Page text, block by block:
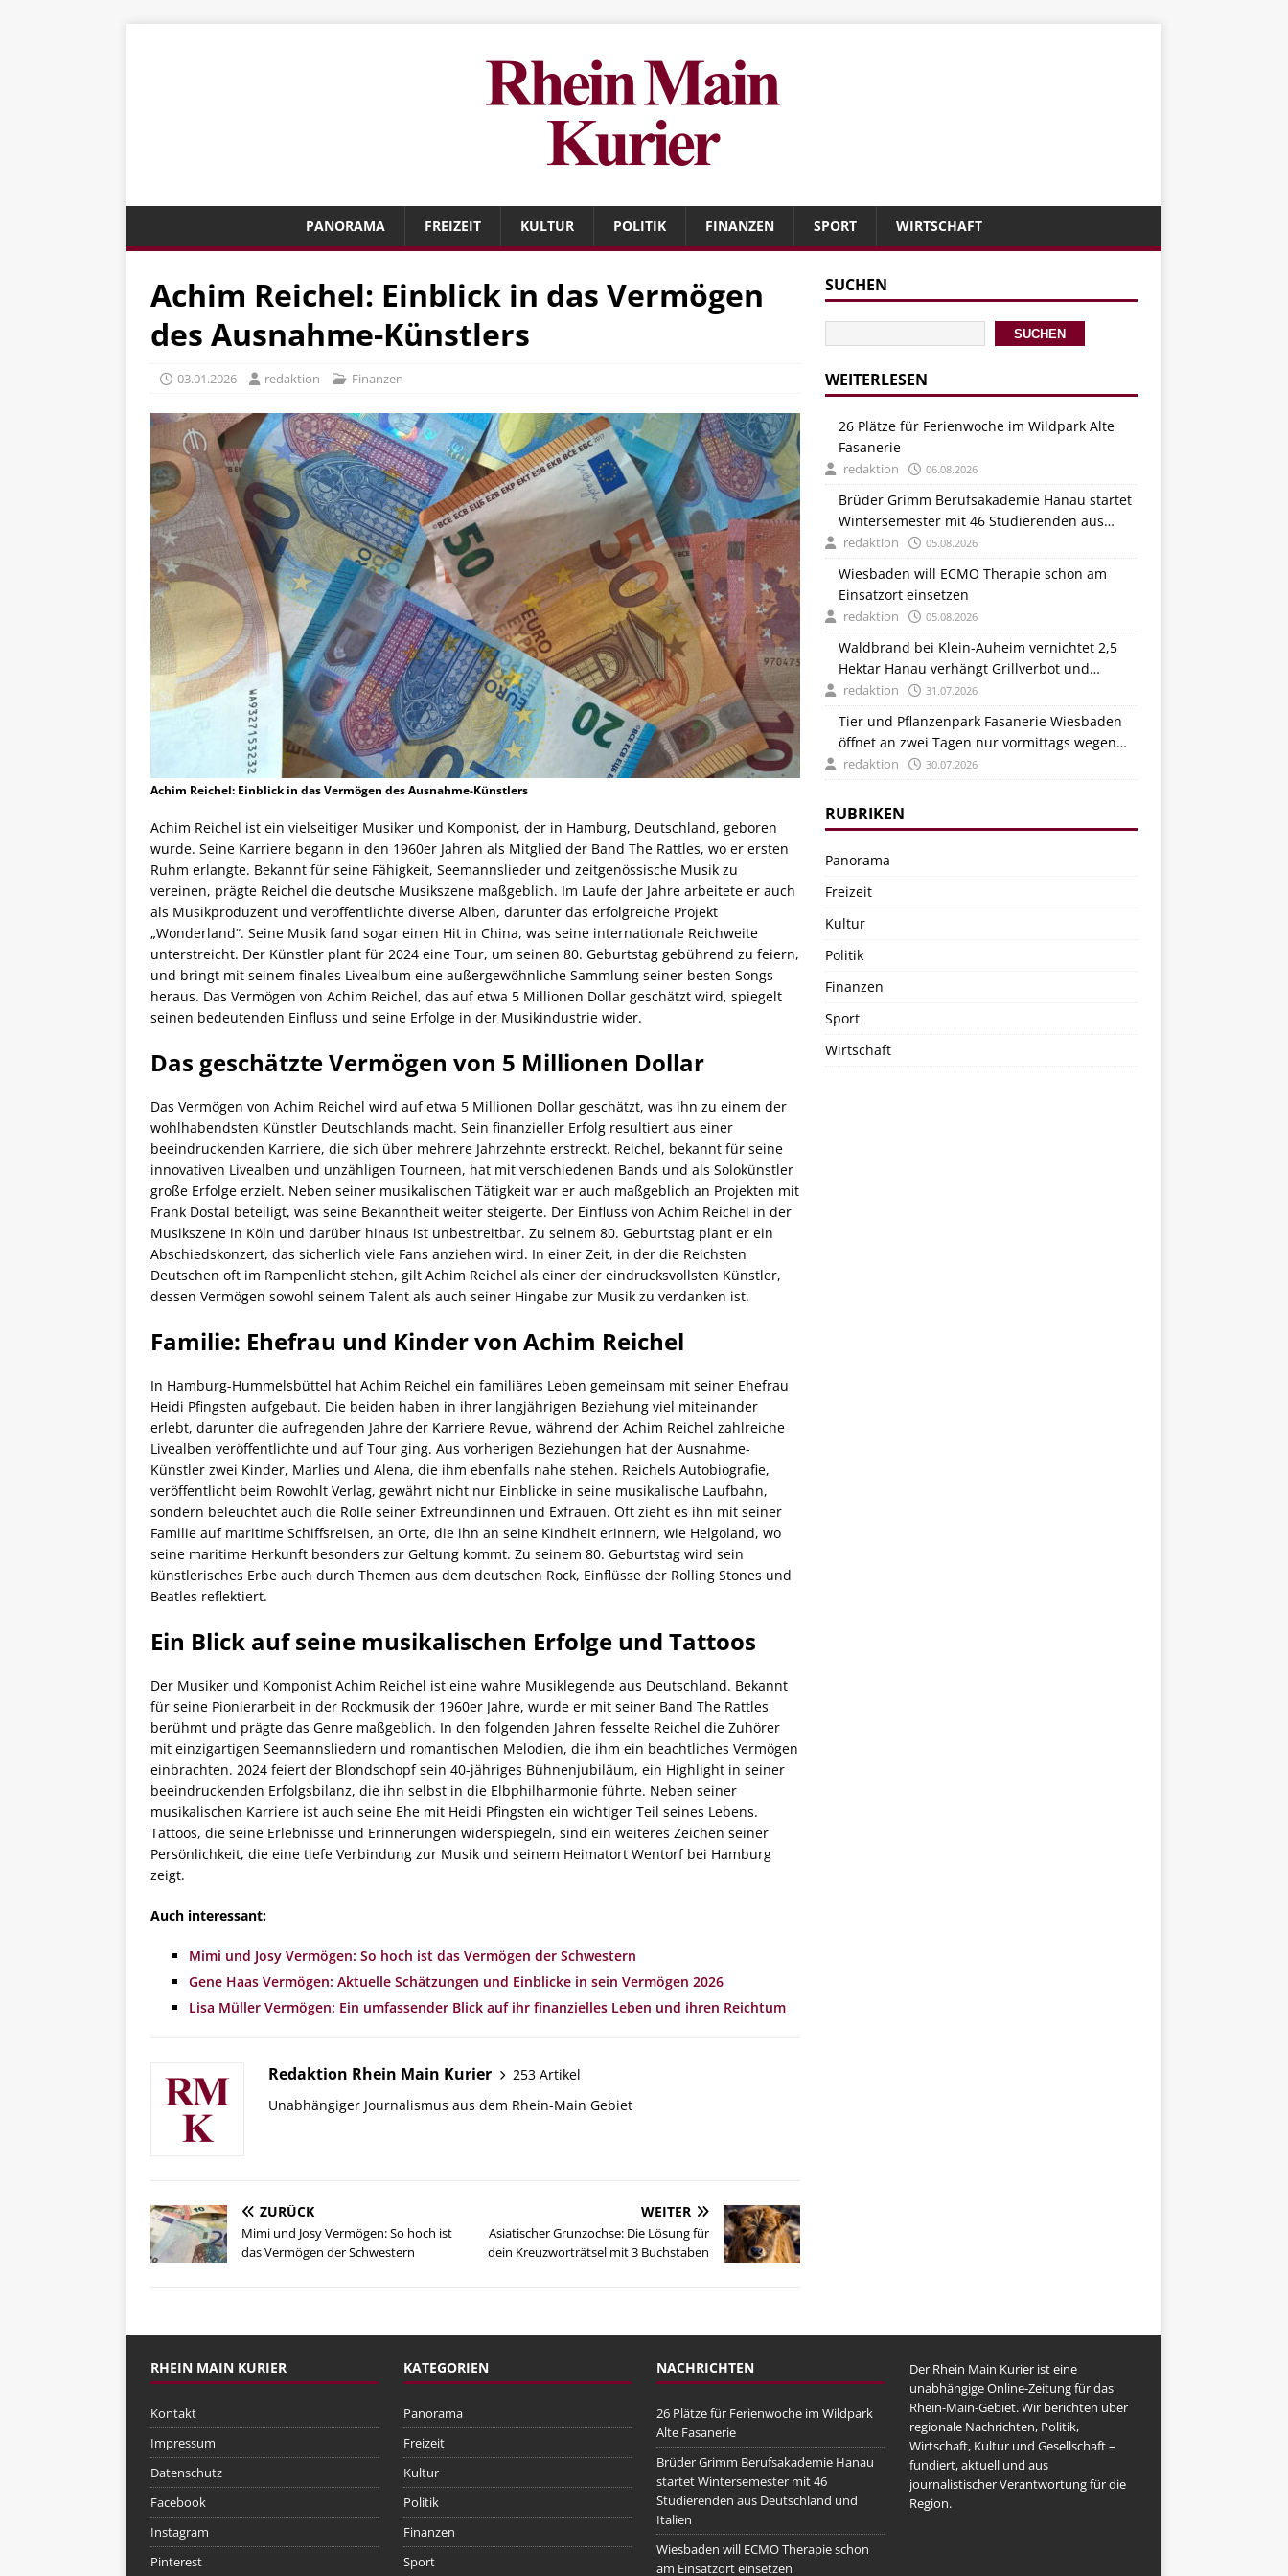
PANORAMA FREIZEIT KULTUR POLITIK FINANZEN SPORT WIRTSCHAFT
Achim Reichel: Einblick in das Vermögen
des Ausnahme-Künstlers
03.01.2026 redaktion Finanzen
Achim Reichel: Einblick in das Vermögen des Ausnahme-Künstlers
Achim Reichel ist ein vielseitiger Musiker und Komponist, der in Hamburg, Deutschland, geboren
wurde. Seine Karriere begann in den 1960er Jahren als Mitglied der Band The Rattles, wo er ersten
Ruhm erlangte. Bekannt für seine Fähigkeit, Seemannslieder und zeitgenössische Musik zu
vereinen, prägte Reichel die deutsche Musikszene maßgeblich. Im Laufe der Jahre arbeitete er auch
als Musikproduzent und veröffentlichte diverse Alben, darunter das erfolgreiche Projekt
„Wonderland“. Seine Musik fand sogar einen Hit in China, was seine internationale Reichweite
unterstreicht. Der Künstler plant für 2024 eine Tour, um seinen 80. Geburtstag gebührend zu feiern,
und bringt mit seinem finales Livealbum eine außergewöhnliche Sammlung seiner besten Songs
heraus. Das Vermögen von Achim Reichel, das auf etwa 5 Millionen Dollar geschätzt wird, spiegelt
seinen bedeutenden Einfluss und seine Erfolge in der Musikindustrie wider.
Das geschätzte Vermögen von 5 Millionen Dollar
Das Vermögen von Achim Reichel wird auf etwa 5 Millionen Dollar geschätzt, was ihn zu einem der
wohlhabendsten Künstler Deutschlands macht. Sein finanzieller Erfolg resultiert aus einer
beeindruckenden Karriere, die sich über mehrere Jahrzehnte erstreckt. Reichel, bekannt für seine
innovativen Livealben und unzähligen Tourneen, hat mit verschiedenen Bands und als Solokünstler
große Erfolge erzielt. Neben seiner musikalischen Tätigkeit war er auch maßgeblich an Projekten mit
Frank Dostal beteiligt, was seine Bekanntheit weiter steigerte. Der Einfluss von Achim Reichel in der
Musikszene in Köln und darüber hinaus ist unbestreitbar. Zu seinem 80. Geburtstag plant er ein
Abschiedskonzert, das sicherlich viele Fans anziehen wird. In einer Zeit, in der die Reichsten
Deutschen oft im Rampenlicht stehen, gilt Achim Reichel als einer der eindrucksvollsten Künstler,
dessen Vermögen sowohl seinem Talent als auch seiner Hingabe zur Musik zu verdanken ist.
Familie: Ehefrau und Kinder von Achim Reichel
In Hamburg-Hummelsbüttel hat Achim Reichel ein familiäres Leben gemeinsam mit seiner Ehefrau
Heidi Pfingsten aufgebaut. Die beiden haben in ihrer langjährigen Beziehung viel miteinander
erlebt, darunter die aufregenden Jahre der Karriere Revue, während der Achim Reichel zahlreiche
Livealben veröffentlichte und auf Tour ging. Aus vorherigen Beziehungen hat der Ausnahme-
Künstler zwei Kinder, Marlies und Alena, die ihm ebenfalls nahe stehen. Reichels Autobiografie,
veröffentlicht beim Rowohlt Verlag, gewährt nicht nur Einblicke in seine musikalische Laufbahn,
sondern beleuchtet auch die Rolle seiner Exfreundinnen und Exfrauen. Oft zieht es ihn mit seiner
Familie auf maritime Schiffsreisen, an Orte, die ihn an seine Kindheit erinnern, wie Helgoland, wo
seine maritime Herkunft besonders zur Geltung kommt. Zu seinem 80. Geburtstag wird sein
künstlerisches Erbe auch durch Themen aus dem deutschen Rock, Einflüsse der Rolling Stones und
Beatles reflektiert.
Ein Blick auf seine musikalischen Erfolge und Tattoos
Der Musiker und Komponist Achim Reichel ist eine wahre Musiklegende aus Deutschland. Bekannt
für seine Pionierarbeit in der Rockmusik der 1960er Jahre, wurde er mit seiner Band The Rattles
berühmt und prägte das Genre maßgeblich. In den folgenden Jahren fesselte Reichel die Zuhörer
mit einzigartigen Seemannsliedern und romantischen Melodien, die ihm ein beachtliches Vermögen
einbrachten. 2024 feiert der Blondschopf sein 40-jähriges Bühnenjubiläum, ein Highlight in seiner
beeindruckenden Erfolgsbilanz, die ihn selbst in die Elbphilharmonie führte. Neben seiner
musikalischen Karriere ist auch seine Ehe mit Heidi Pfingsten ein wichtiger Teil seines Lebens.
Tattoos, die seine Erlebnisse und Erinnerungen widerspiegeln, sind ein weiteres Zeichen seiner
Persönlichkeit, die eine tiefe Verbindung zur Musik und seinem Heimatort Wentorf bei Hamburg
zeigt.
Auch interessant:
Mimi und Josy Vermögen: So hoch ist das Vermögen der Schwestern
Gene Haas Vermögen: Aktuelle Schätzungen und Einblicke in sein Vermögen 2026
Lisa Müller Vermögen: Ein umfassender Blick auf ihr finanzielles Leben und ihren Reichtum
Redaktion Rhein Main Kurier
253 Artikel
Unabhängiger Journalismus aus dem Rhein-Main Gebiet
ZURÜCK
Mimi und Josy Vermögen: So hoch ist
das Vermögen der Schwestern
WEITER
Asiatischer Grunzochse: Die Lösung für
dein Kreuzworträtsel mit 3 Buchstaben
SUCHEN
SUCHEN
WEITERLESEN
26 Plätze für Ferienwoche im Wildpark Alte
Fasanerie
redaktion 06.08.2026
Brüder Grimm Berufsakademie Hanau startet
Wintersemester mit 46 Studierenden aus
Deutschland und Italien
redaktion 05.08.2026
Wiesbaden will ECMO Therapie schon am
Einsatzort einsetzen
redaktion 05.08.2026
Waldbrand bei Klein-Auheim vernichtet 2,5
Hektar Hanau verhängt Grillverbot und
verstärkt Kontrollen
redaktion 31.07.2026
Tier und Pflanzenpark Fasanerie Wiesbaden
öffnet an zwei Tagen nur vormittags wegen
Hitzewelle
redaktion 30.07.2026
RUBRIKEN
Panorama
Freizeit
Kultur
Politik
Finanzen
Sport
Wirtschaft
RHEIN MAIN KURIER
Kontakt
Impressum
Datenschutz
Facebook
Instagram
Pinterest
KATEGORIEN
Panorama
Freizeit
Kultur
Politik
Finanzen
Sport
NACHRICHTEN
26 Plätze für Ferienwoche im Wildpark
Alte Fasanerie
Brüder Grimm Berufsakademie Hanau
startet Wintersemester mit 46
Studierenden aus Deutschland und
Italien
Wiesbaden will ECMO Therapie schon
am Einsatzort einsetzen
Der Rhein Main Kurier ist eine
unabhängige Online-Zeitung für das
Rhein-Main-Gebiet. Wir berichten über
regionale Nachrichten, Politik,
Wirtschaft, Kultur und Gesellschaft –
fundiert, aktuell und aus
journalistischer Verantwortung für die
Region.